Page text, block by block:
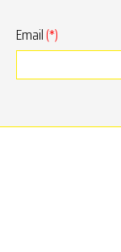
Email(*)